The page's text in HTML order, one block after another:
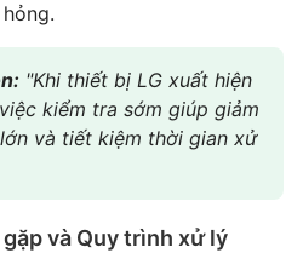
"Khi thiết bị LG xuất hiện
kiểm tra sớm giúp giảm
và tiết kiệm thời gian xử
và Quy trình xử lý